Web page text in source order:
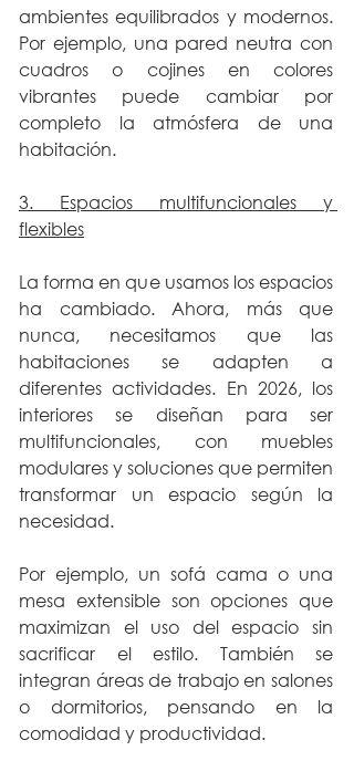
ambientes equilibrados y modernos.
Por ejemplo, una pared neutra con
cuadros o cojines en colores
vibrantes puede cambiar por
completo la atmósfera de una
habitación.
3. Espacios multifuncionales y
flexibles
La forma en que usamos los espacios
ha cambiado. Ahora, más que
nunca, necesitamos que las
habitaciones se adapten a
diferentes actividades. En 2026, los
interiores se diseñan para ser
multifuncionales, con muebles
modulares y soluciones que permiten
transformar un espacio según la
necesidad.
Por ejemplo, un sofá cama o una
mesa extensible son opciones que
maximizan el uso del espacio sin
sacrificar el estilo. También se
integran áreas de trabajo en salones
o dormitorios, pensando en la
comodidad y productividad.